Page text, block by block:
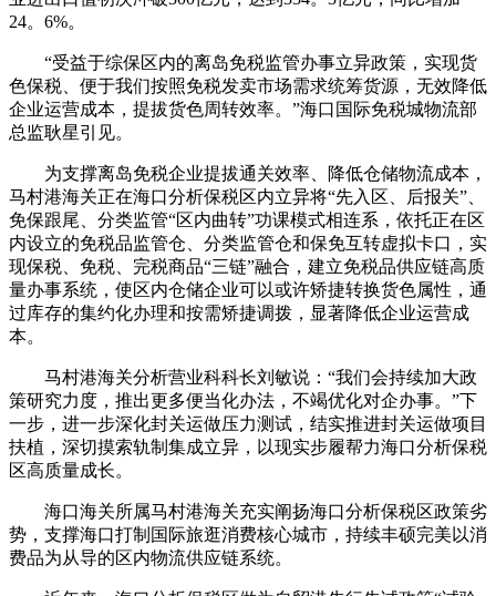
24。6%。
“受益于综保区内的离岛免税监管办事立异政策，实现货
色保税、便于我们按照免税发卖市场需求统筹货源，无效降低
企业运营成本，提拔货色周转效率。”海口国际免税城物流部
总监耿星引见。
为支撑离岛免税企业提拔通关效率、降低仓储物流成本，
马村港海关正在海口分析保税区内立异将“先入区、后报关”、
免保跟尾、分类监管“区内曲转”功课模式相连系，依托正在区
内设立的免税品监管仓、分类监管仓和保免互转虚拟卡口，实
现保税、免税、完税商品“三链”融合，建立免税品供应链高质
量办事系统，使区内仓储企业可以或许矫捷转换货色属性，通
过库存的集约化办理和按需矫捷调拨，显著降低企业运营成
本。
马村港海关分析营业科科长刘敏说：“我们会持续加大政
策研究力度，推出更多便当化办法，不竭优化对企办事。”下
一步，进一步深化封关运做压力测试，结实推进封关运做项目
扶植，深切摸索轨制集成立异，以现实步履帮力海口分析保税
区高质量成长。
海口海关所属马村港海关充实阐扬海口分析保税区政策劣
势，支撑海口打制国际旅逛消费核心城市，持续丰硕完美以消
费品为从导的区内物流供应链系统。